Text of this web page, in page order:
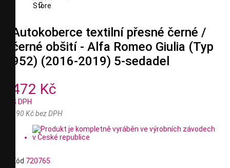

Autokoberce textilní přesné černé /
černé obšití - Alfa Romeo Giulia (Typ
952) (2016-2019) 5-sedadel
472 Kč
S DPH
390 Kč bez DPH
Kód 720765